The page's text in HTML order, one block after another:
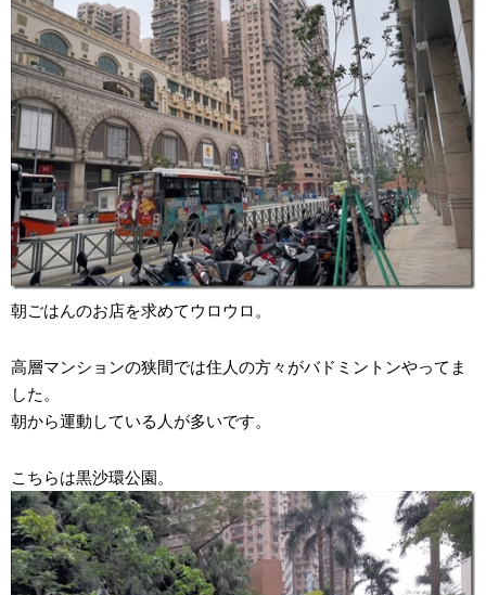
朝ごはんのお店を求めてウロウロ。
高層マンションの狭間では住人の方々がバドミントンやってま
した。
朝から運動している人が多いです。
こちらは黒沙環公園。